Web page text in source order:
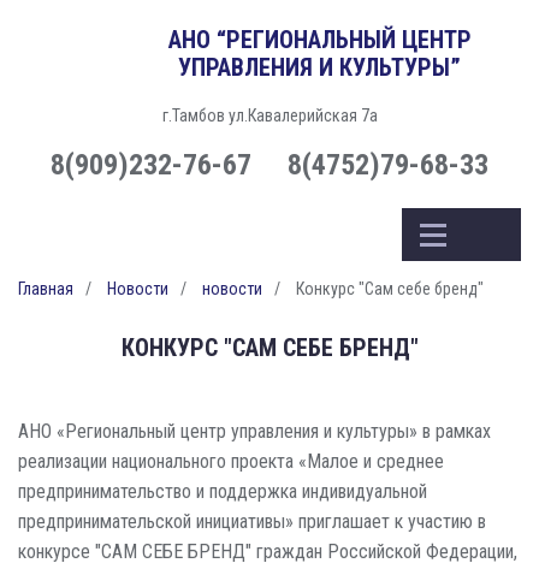
АНО “РЕГИОНАЛЬНЫЙ ЦЕНТР
УПРАВЛЕНИЯ И КУЛЬТУРЫ”
г.Тамбов ул.Кавалерийская 7а
8(909)232-76-67 8(4752)79-68-33
Главная Новости новости Конкурс "Сам себе бренд"
КОНКУРС "САМ СЕБЕ БРЕНД"
АНО «Региональный центр управления и культуры» в рамках
реализации национального проекта «Малое и среднее
предпринимательство и поддержка индивидуальной
предпринимательской инициативы» приглашает к участию в
конкурсе "САМ СЕБЕ БРЕНД" граждан Российской Федерации,